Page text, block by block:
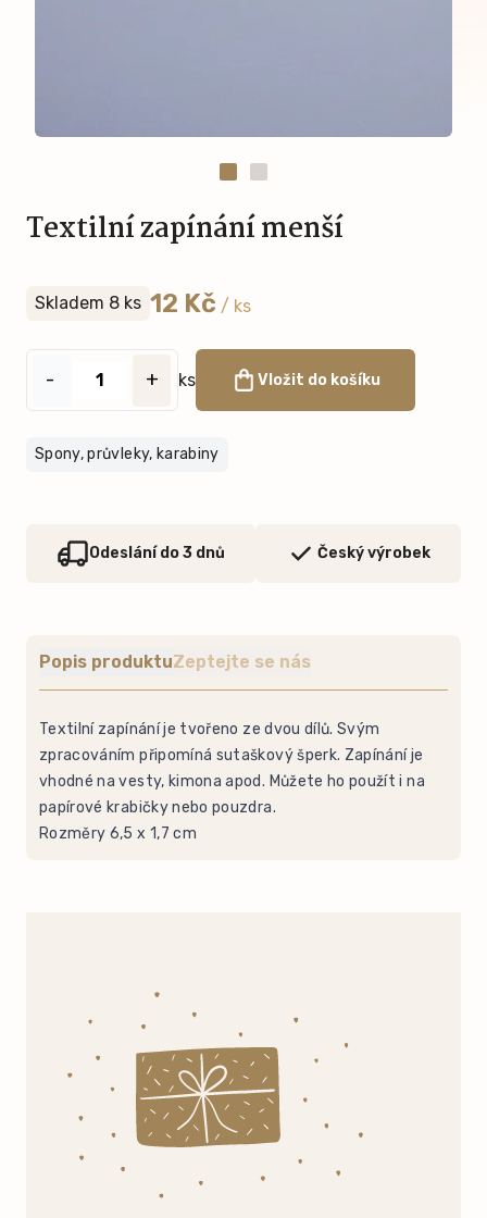
Textilní zapínání menší
Skladem 8 ks 12 Kč / ks
- + ks Vložit do košíku
Spony, průvleky, karabiny
Odeslání do 3 dnů Český výrobek
Popis produktuZeptejte se nás
Textilní zapínání je tvořeno ze dvou dílů. Svým
zpracováním připomíná sutaškový šperk. Zapínání je
vhodné na vesty, kimona apod. Můžete ho použít i na
papírové krabičky nebo pouzdra.
Rozměry 6,5 x 1,7 cm